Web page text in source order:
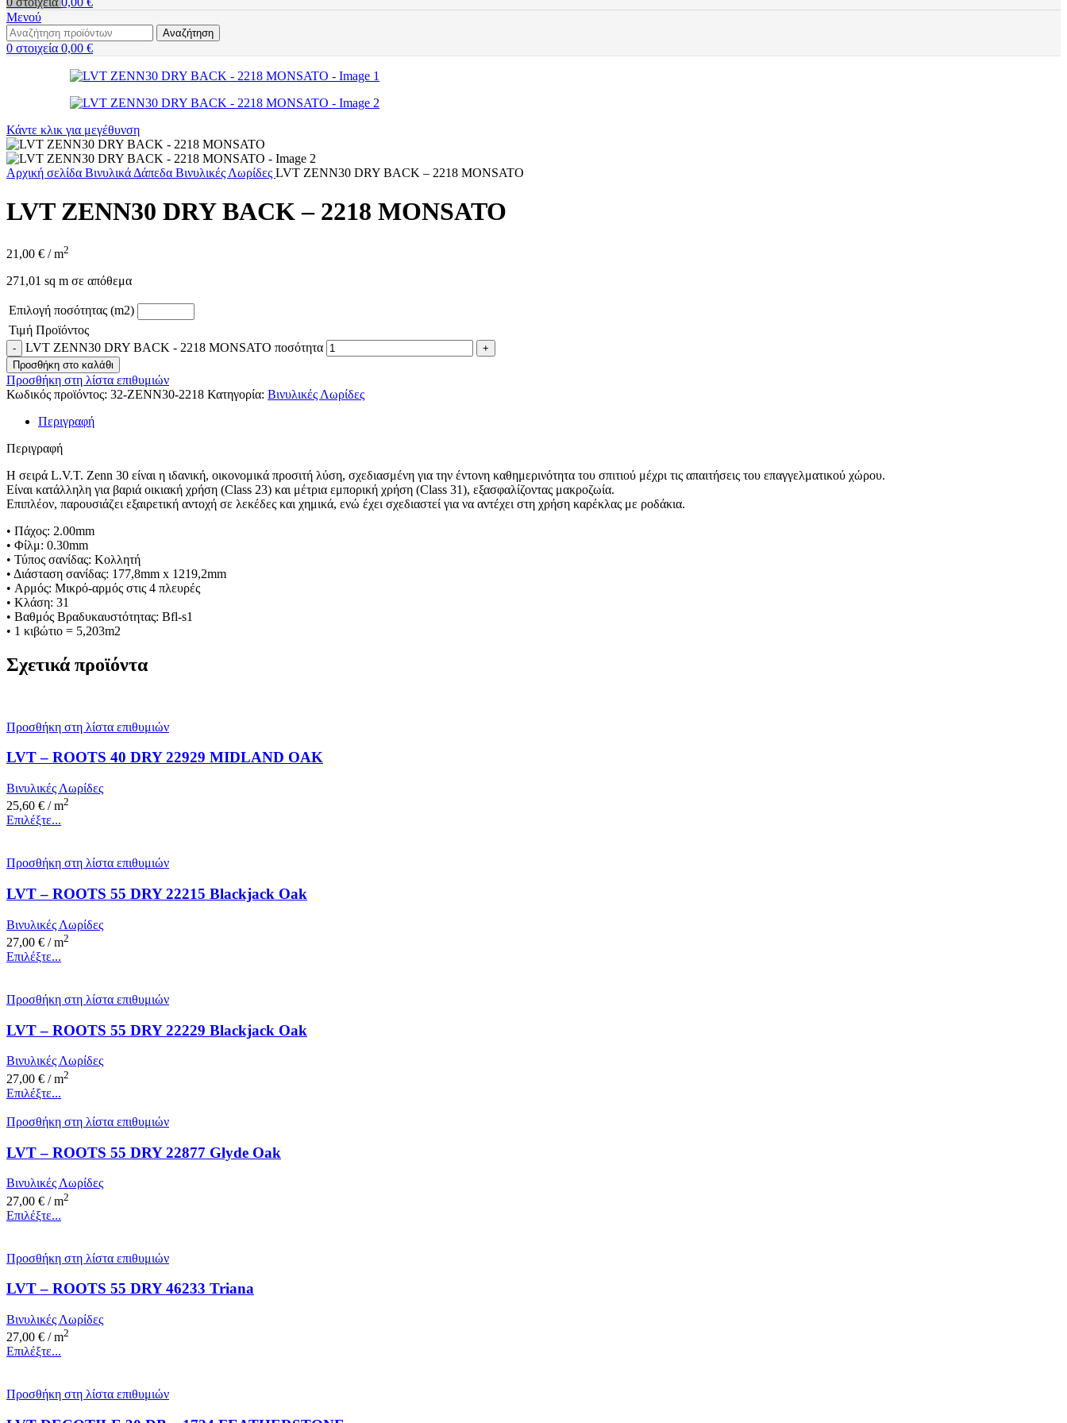
Μενού
Αναζήτηση
0 στοιχεία 0,00 €
Κάντε κλικ για μεγέθυνση
Αρχική σελίδα Βινυλικά Δάπεδα Βινυλικές Λωρίδες LVT ZENN30 DRY BACK – 2218 MONSATO
LVT ZENN30 DRY BACK – 2218 MONSATO
21,00 € / m2
271,01 sq m σε απόθεμα
Επιλογή ποσότητας (m2)
Τιμή Προϊόντος
LVT ZENN30 DRY BACK - 2218 MONSATO ποσότητα
Προσθήκη στο καλάθι
Προσθήκη στη λίστα επιθυμιών
Κωδικός προϊόντος: 32-ZENN30-2218 Κατηγορία: Βινυλικές Λωρίδες
Περιγραφή
Περιγραφή
Η σειρά L.V.T. Zenn 30 είναι η ιδανική, οικονομικά προσιτή λύση, σχεδιασμένη για την έντονη καθημερινότητα του σπιτιού μέχρι τις απαιτήσεις του επαγγελματικού χώρου.
Είναι κατάλληλη για βαριά οικιακή χρήση (Class 23) και μέτρια εμπορική χρήση (Class 31), εξασφαλίζοντας μακροζωία.
Επιπλέον, παρουσιάζει εξαιρετική αντοχή σε λεκέδες και χημικά, ενώ έχει σχεδιαστεί για να αντέχει στη χρήση καρέκλας με ροδάκια.
• Πάχος: 2.00mm
• Φίλμ: 0.30mm
• Τύπος σανίδας: Κολλητή
• Διάσταση σανίδας: 177,8mm x 1219,2mm
• Αρμός: Μικρό-αρμός στις 4 πλευρές
• Κλάση: 31
• Βαθμός Βραδυκαυστότητας: Bfl-s1
• 1 κιβώτιο = 5,203m2
Σχετικά προϊόντα
Προσθήκη στη λίστα επιθυμιών
LVT – ROOTS 40 DRY 22929 MIDLAND OAK
Βινυλικές Λωρίδες
25,60 € / m2
Επιλέξτε...
Προσθήκη στη λίστα επιθυμιών
LVT – ROOTS 55 DRY 22215 Blackjack Oak
Βινυλικές Λωρίδες
27,00 € / m2
Επιλέξτε...
Προσθήκη στη λίστα επιθυμιών
LVT – ROOTS 55 DRY 22229 Blackjack Oak
Βινυλικές Λωρίδες
27,00 € / m2
Επιλέξτε...
Προσθήκη στη λίστα επιθυμιών
LVT – ROOTS 55 DRY 22877 Glyde Oak
Βινυλικές Λωρίδες
27,00 € / m2
Επιλέξτε...
Προσθήκη στη λίστα επιθυμιών
LVT – ROOTS 55 DRY 46233 Triana
Βινυλικές Λωρίδες
27,00 € / m2
Επιλέξτε...
Προσθήκη στη λίστα επιθυμιών